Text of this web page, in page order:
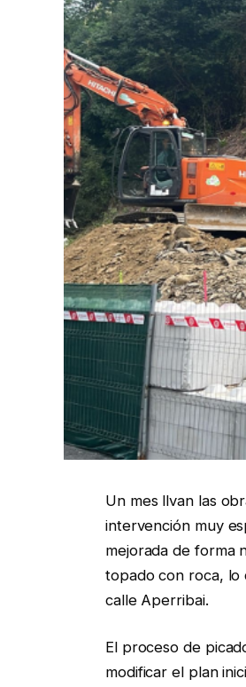
Un mes llvan las
intervención muy
mejorada de forma
topado con roca, lo
calle Aperribai.
El proceso de
modificar el plan